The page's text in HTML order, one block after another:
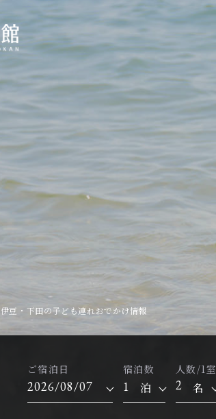
ご宿泊日 宿泊数
泊
人数/1室
2 名
伊豆・下田の子ども連れおでかけ情報